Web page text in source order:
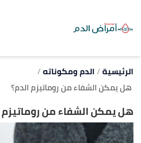
الرئيسية الدم ومكوناته
هل يمكن الشفاء من روماتيزم الدم؟
هل يمكن الشفاء من روماتيزم